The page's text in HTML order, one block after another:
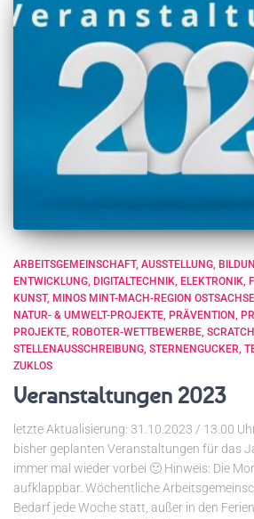
ARBEITSGEMEINSCHAFT AUSSTELLUNG
ENTWICKLUNG DIGITALTECHNIK ELEKTRONIK
KUNST MINOS MINT-MACH-REGION
NATUR- & UMWELT-PROJEKTE PRÄVENTION
PROJEKTE ROBOTER-WETTBEWERBE SCRATCH
STELLENAUSSCHREIBUNG STERNENGUCKER
ZUKLOS
Veranstaltungen 2023
letzte Aktualisierung: 31.10.2023 / 13.00
bisher geplanten Veranstaltungen für das
immer mal wieder vorbei 🙂 Hinweis: Die
aufklappbar. Wöchentliche
Bedarf jede Woche statt, außer in den